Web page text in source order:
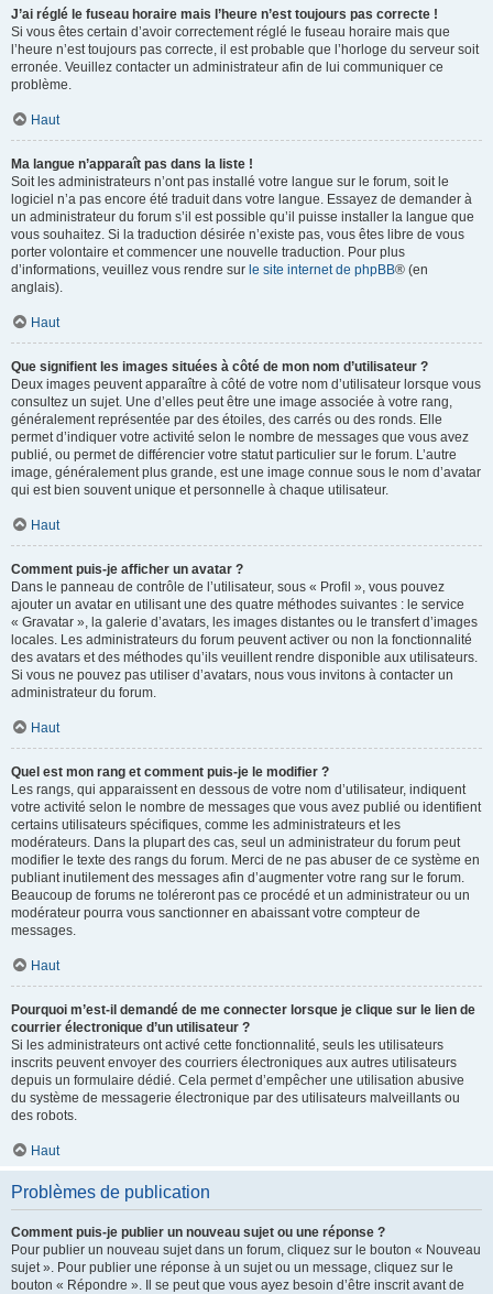
J’ai réglé le fuseau horaire mais l’heure n’est toujours pas correcte !
Si vous êtes certain d’avoir correctement réglé le fuseau horaire mais que
l’heure n’est toujours pas correcte, il est probable que l’horloge du serveur soit
erronée. Veuillez contacter un administrateur afin de lui communiquer ce
problème.
Haut
Ma langue n’apparaît pas dans la liste !
Soit les administrateurs n’ont pas installé votre langue sur le forum, soit le
logiciel n’a pas encore été traduit dans votre langue. Essayez de demander à
un administrateur du forum s’il est possible qu’il puisse installer la langue que
vous souhaitez. Si la traduction désirée n’existe pas, vous êtes libre de vous
porter volontaire et commencer une nouvelle traduction. Pour plus
d’informations, veuillez vous rendre sur le site internet de phpBB® (en
anglais).
Haut
Que signifient les images situées à côté de mon nom d’utilisateur ?
Deux images peuvent apparaître à côté de votre nom d’utilisateur lorsque vous
consultez un sujet. Une d’elles peut être une image associée à votre rang,
généralement représentée par des étoiles, des carrés ou des ronds. Elle
permet d’indiquer votre activité selon le nombre de messages que vous avez
publié, ou permet de différencier votre statut particulier sur le forum. L’autre
image, généralement plus grande, est une image connue sous le nom d’avatar
qui est bien souvent unique et personnelle à chaque utilisateur.
Haut
Comment puis-je afficher un avatar ?
Dans le panneau de contrôle de l’utilisateur, sous « Profil », vous pouvez
ajouter un avatar en utilisant une des quatre méthodes suivantes : le service
« Gravatar », la galerie d’avatars, les images distantes ou le transfert d’images
locales. Les administrateurs du forum peuvent activer ou non la fonctionnalité
des avatars et des méthodes qu’ils veuillent rendre disponible aux utilisateurs.
Si vous ne pouvez pas utiliser d’avatars, nous vous invitons à contacter un
administrateur du forum.
Haut
Quel est mon rang et comment puis-je le modifier ?
Les rangs, qui apparaissent en dessous de votre nom d’utilisateur, indiquent
votre activité selon le nombre de messages que vous avez publié ou identifient
certains utilisateurs spécifiques, comme les administrateurs et les
modérateurs. Dans la plupart des cas, seul un administrateur du forum peut
modifier le texte des rangs du forum. Merci de ne pas abuser de ce système en
publiant inutilement des messages afin d’augmenter votre rang sur le forum.
Beaucoup de forums ne toléreront pas ce procédé et un administrateur ou un
modérateur pourra vous sanctionner en abaissant votre compteur de
messages.
Haut
Pourquoi m’est-il demandé de me connecter lorsque je clique sur le lien de
courrier électronique d’un utilisateur ?
Si les administrateurs ont activé cette fonctionnalité, seuls les utilisateurs
inscrits peuvent envoyer des courriers électroniques aux autres utilisateurs
depuis un formulaire dédié. Cela permet d’empêcher une utilisation abusive
du système de messagerie électronique par des utilisateurs malveillants ou
des robots.
Haut
Problèmes de publication
Comment puis-je publier un nouveau sujet ou une réponse ?
Pour publier un nouveau sujet dans un forum, cliquez sur le bouton « Nouveau
sujet ». Pour publier une réponse à un sujet ou un message, cliquez sur le
bouton « Répondre ». Il se peut que vous ayez besoin d’être inscrit avant de